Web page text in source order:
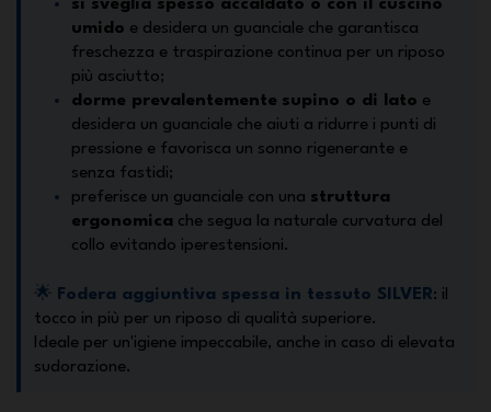
si sveglia spesso accaldato o con il cuscino
umido e desidera un guanciale che garantisca
freschezza e traspirazione continua per un riposo
più asciutto;
dorme prevalentemente supino o di lato e
desidera un guanciale che aiuti a ridurre i punti di
pressione e favorisca un sonno rigenerante e
senza fastidi;
preferisce un guanciale con una struttura
ergonomica che segua la naturale curvatura del
collo evitando iperestensioni.
🌟 Fodera aggiuntiva spessa in tessuto SILVER: il
tocco in più per un riposo di qualità superiore.
Ideale per un'igiene impeccabile, anche in caso di elevata
sudorazione.